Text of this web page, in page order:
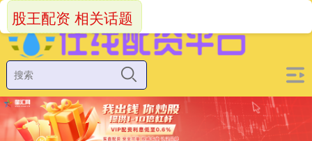
股王配资 相关话题